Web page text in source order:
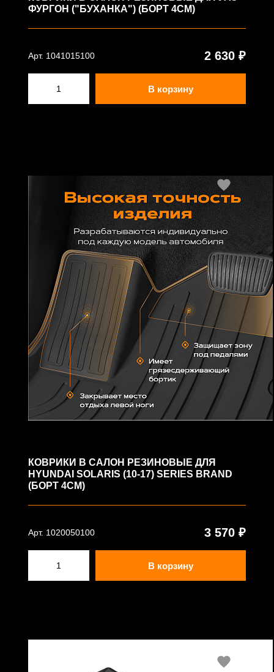
ФУРГОН ("БУХАНКА") (БОРТ 4СМ)
Арт. 1041015100 2 630 ₽
В корзину
КОВРИКИ В САЛОН РЕЗИНОВЫЕ ДЛЯ
HYUNDAI SOLARIS (10-17) SERIES BRAND
(БОРТ 4СМ)
Арт. 1020050100 3 570 ₽
В корзину